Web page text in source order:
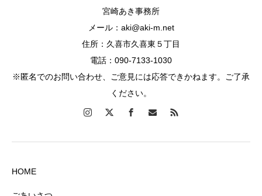
宮崎あき事務所
メール：aki@aki-m.net
住所：久喜市久喜東５丁目
電話：090-7133-1030
※匿名でのお問い合わせ、ご意見には応答できかねます。ご了承
ください。
HOME